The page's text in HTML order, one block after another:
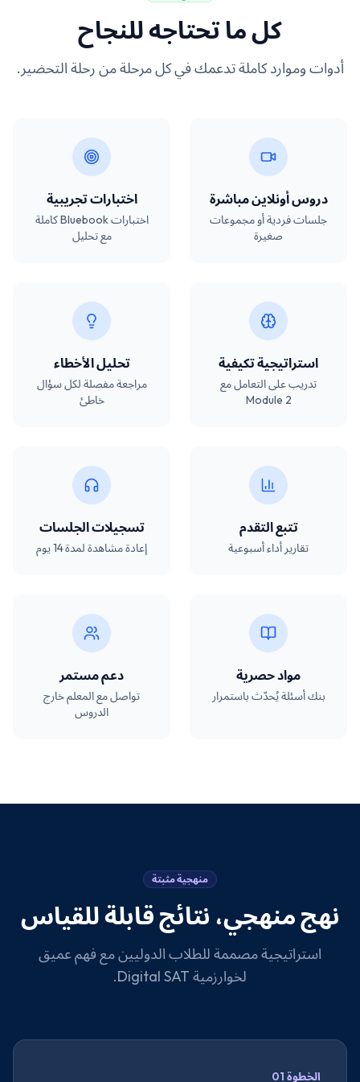
كل ما تحتاجه للنجاح
أدوات وموارد كاملة تدعمك في كل مرحلة من رحلة التحضير.
دروس أونلاين مباشرة
جلسات فردية أو مجموعات
صغيرة
اختبارات تجريبية
اختبارات Bluebook كاملة
مع تحليل
استراتيجية تكيفية
تدريب على التعامل مع
Module 2
تحليل الأخطاء
مراجعة مفصلة لكل سؤال
خاطئ
تتبع التقدم
تقارير أداء أسبوعية
تسجيلات الجلسات
إعادة مشاهدة لمدة 14 يوم
مواد حصرية
بنك أسئلة يُحدّث باستمرار
دعم مستمر
تواصل مع المعلم خارج
الدروس
منهجية مثبتة
نهج منهجي، نتائج قابلة للقياس
استراتيجية مصممة للطلاب الدوليين مع فهم عميق
لخوارزمية Digital SAT.
الخطوة 01